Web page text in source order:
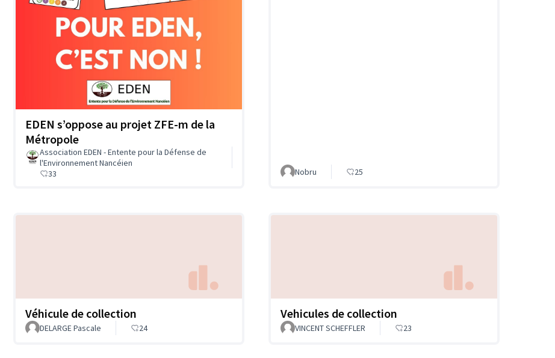
EDEN s’oppose au projet ZFE-m de la
Métropole
Association EDEN - Entente pour la Défense de
l'Environnement Nancéien
33
Nobru 25
Véhicule de collection
DELARGE Pascale 24
Vehicules de collection
VINCENT SCHEFFLER 23